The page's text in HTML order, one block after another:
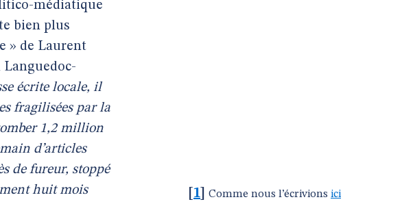
médiatique
bien plus
» de Laurent
Languedoc-
écrite locale, il
fragilisées par la
1,2 million
d’articles
de fureur, stoppé
huit mois
1 Comme nous l’écrivions ici